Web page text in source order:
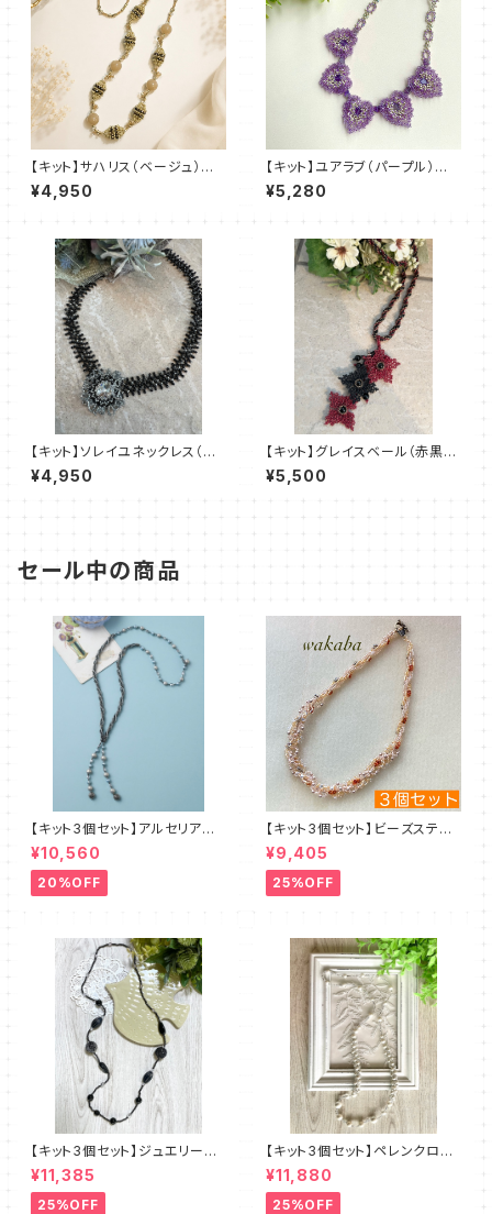
【キット】サハリス（ベージュ）新
川智未
¥4,950
【キット】ユアラブ（パープル）新
川智未
¥5,280
【キット】ソレイユネックレス（黒
系）澤田美子
¥4,950
【キット】グレイスベール（赤黒
系）澤田美子
¥5,500
セール中の商品
【キット3個セット】アルセリア
新川智未
¥10,560
20%OFF
【キット3個セット】ビーズステッ
チキット・エクルー デザイン：
清水理子
¥9,405
25%OFF
【キット3個セット】ジュエリーク
ロッシェロングネックレス《ルン
ト》クロ amu＋塩川千映子 a
mu
¥11,385
25%OFF
【キット3個セット】ペレンクロッ
シェ《ペルルロング》全2色 amu
＋塩川千映子
¥11,880
25%OFF